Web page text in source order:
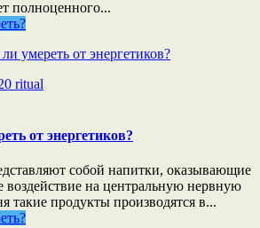
полноценного...
ritual
от энергетиков?
собой напитки, оказывающие
на центральную нервную
такие продукты производятся в...